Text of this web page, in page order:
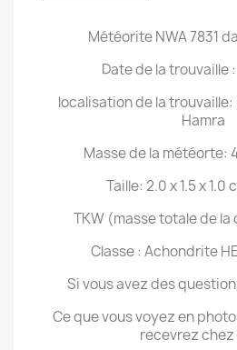
Météorite NWA 7831
Date de la trouvaille
localisation de la trouvaille:
Hamra
Masse de la météorte:
Taille: 2.0 x 1.5 x
TKW (masse totale de
Classe : Achondrite
Si vous avez des
Ce que vous voyez en
recevrez chez